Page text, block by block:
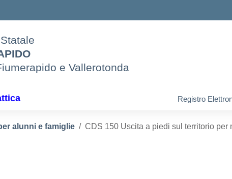
e Vallerotonda
Registro
alunni e famiglie CDS 150 Uscita a piedi sul territorio